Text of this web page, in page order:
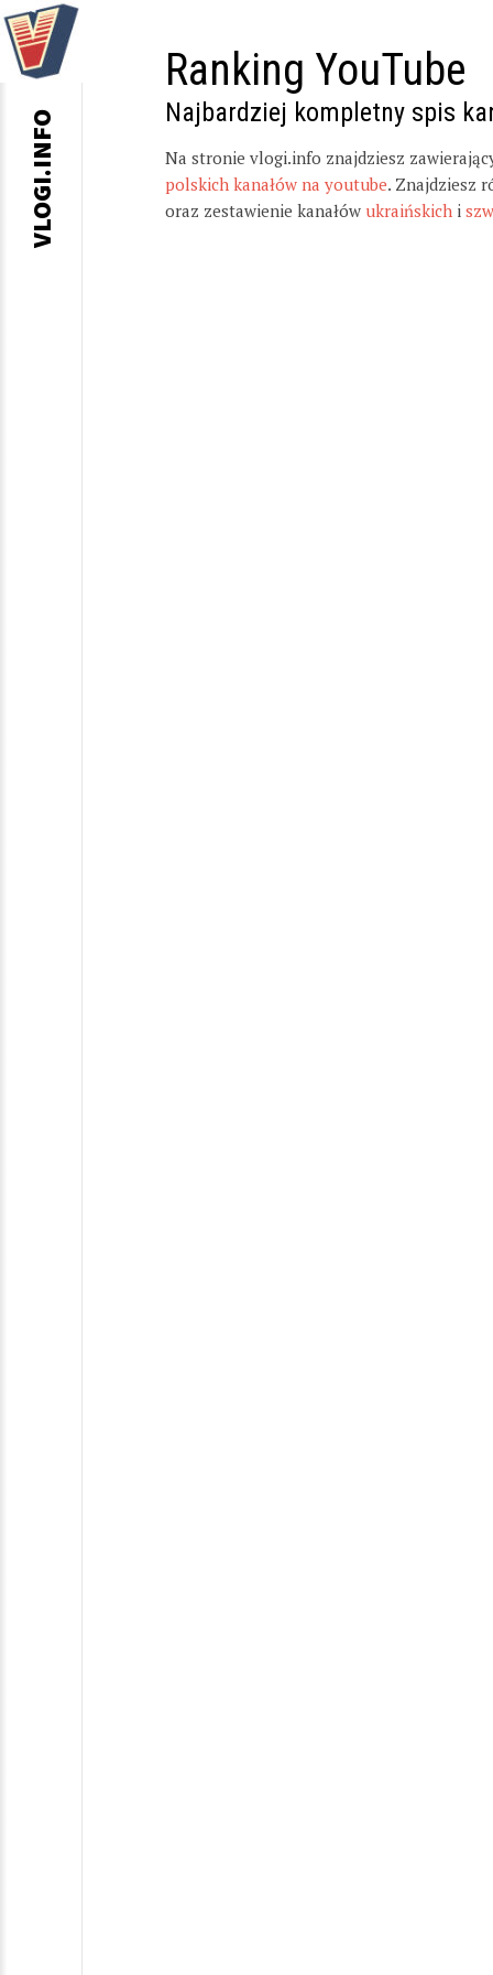
Ranking YouTube
Najbardziej kompletny spis
Na stronie vlogi.info znajdziesz
polskich kanałów na youtube. Znajdziesz
oraz zestawienie kanałów ukraińskich i
VLOGI.INFO